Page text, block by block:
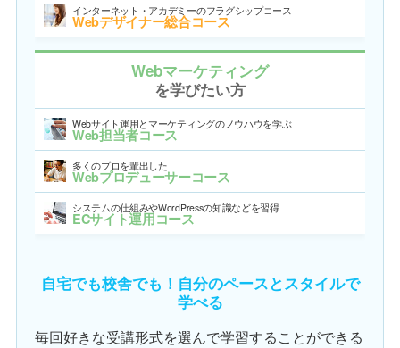
インターネット・アカデミーのフラグシップコース
Webデザイナー総合コース
Webマーケティング
を学びたい方
Webサイト運用とマーケティングのノウハウを学ぶ
Web担当者コース
多くのプロを輩出した
Webプロデューサーコース
システムの仕組みやWordPressの知識などを習得
ECサイト運用コース
自宅でも校舎でも！自分のペースとスタイルで
学べる
毎回好きな受講形式を選んで学習することができる